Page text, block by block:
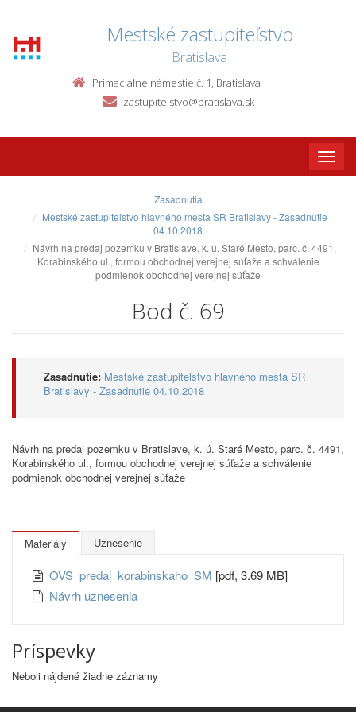
Mestské zastupiteľstvo
Bratislava
Primaciálne námestie č. 1, Bratislava
zastupitelstvo@bratislava.sk
Toggle
Zasadnutia
Mestské zastupiteľstvo hlavného mesta SR Bratislavy - Zasadnutie
04.10.2018
Návrh na predaj pozemku v Bratislave, k. ú. Staré Mesto, parc. č. 4491,
Korabinského ul., formou obchodnej verejnej súťaže a schválenie
podmienok obchodnej verejnej súťaže
Bod č. 69
Zasadnutie: Mestské zastupiteľstvo hlavného mesta SR
Bratislavy - Zasadnutie 04.10.2018
Návrh na predaj pozemku v Bratislave, k. ú. Staré Mesto, parc. č. 4491,
Korabinského ul., formou obchodnej verejnej súťaže a schválenie
podmienok obchodnej verejnej súťaže
Materiály Uznesenie
OVS_predaj_korabinskaho_SM [pdf, 3.69 MB]
Návrh uznesenia
Príspevky
Neboli nájdené žiadne záznamy